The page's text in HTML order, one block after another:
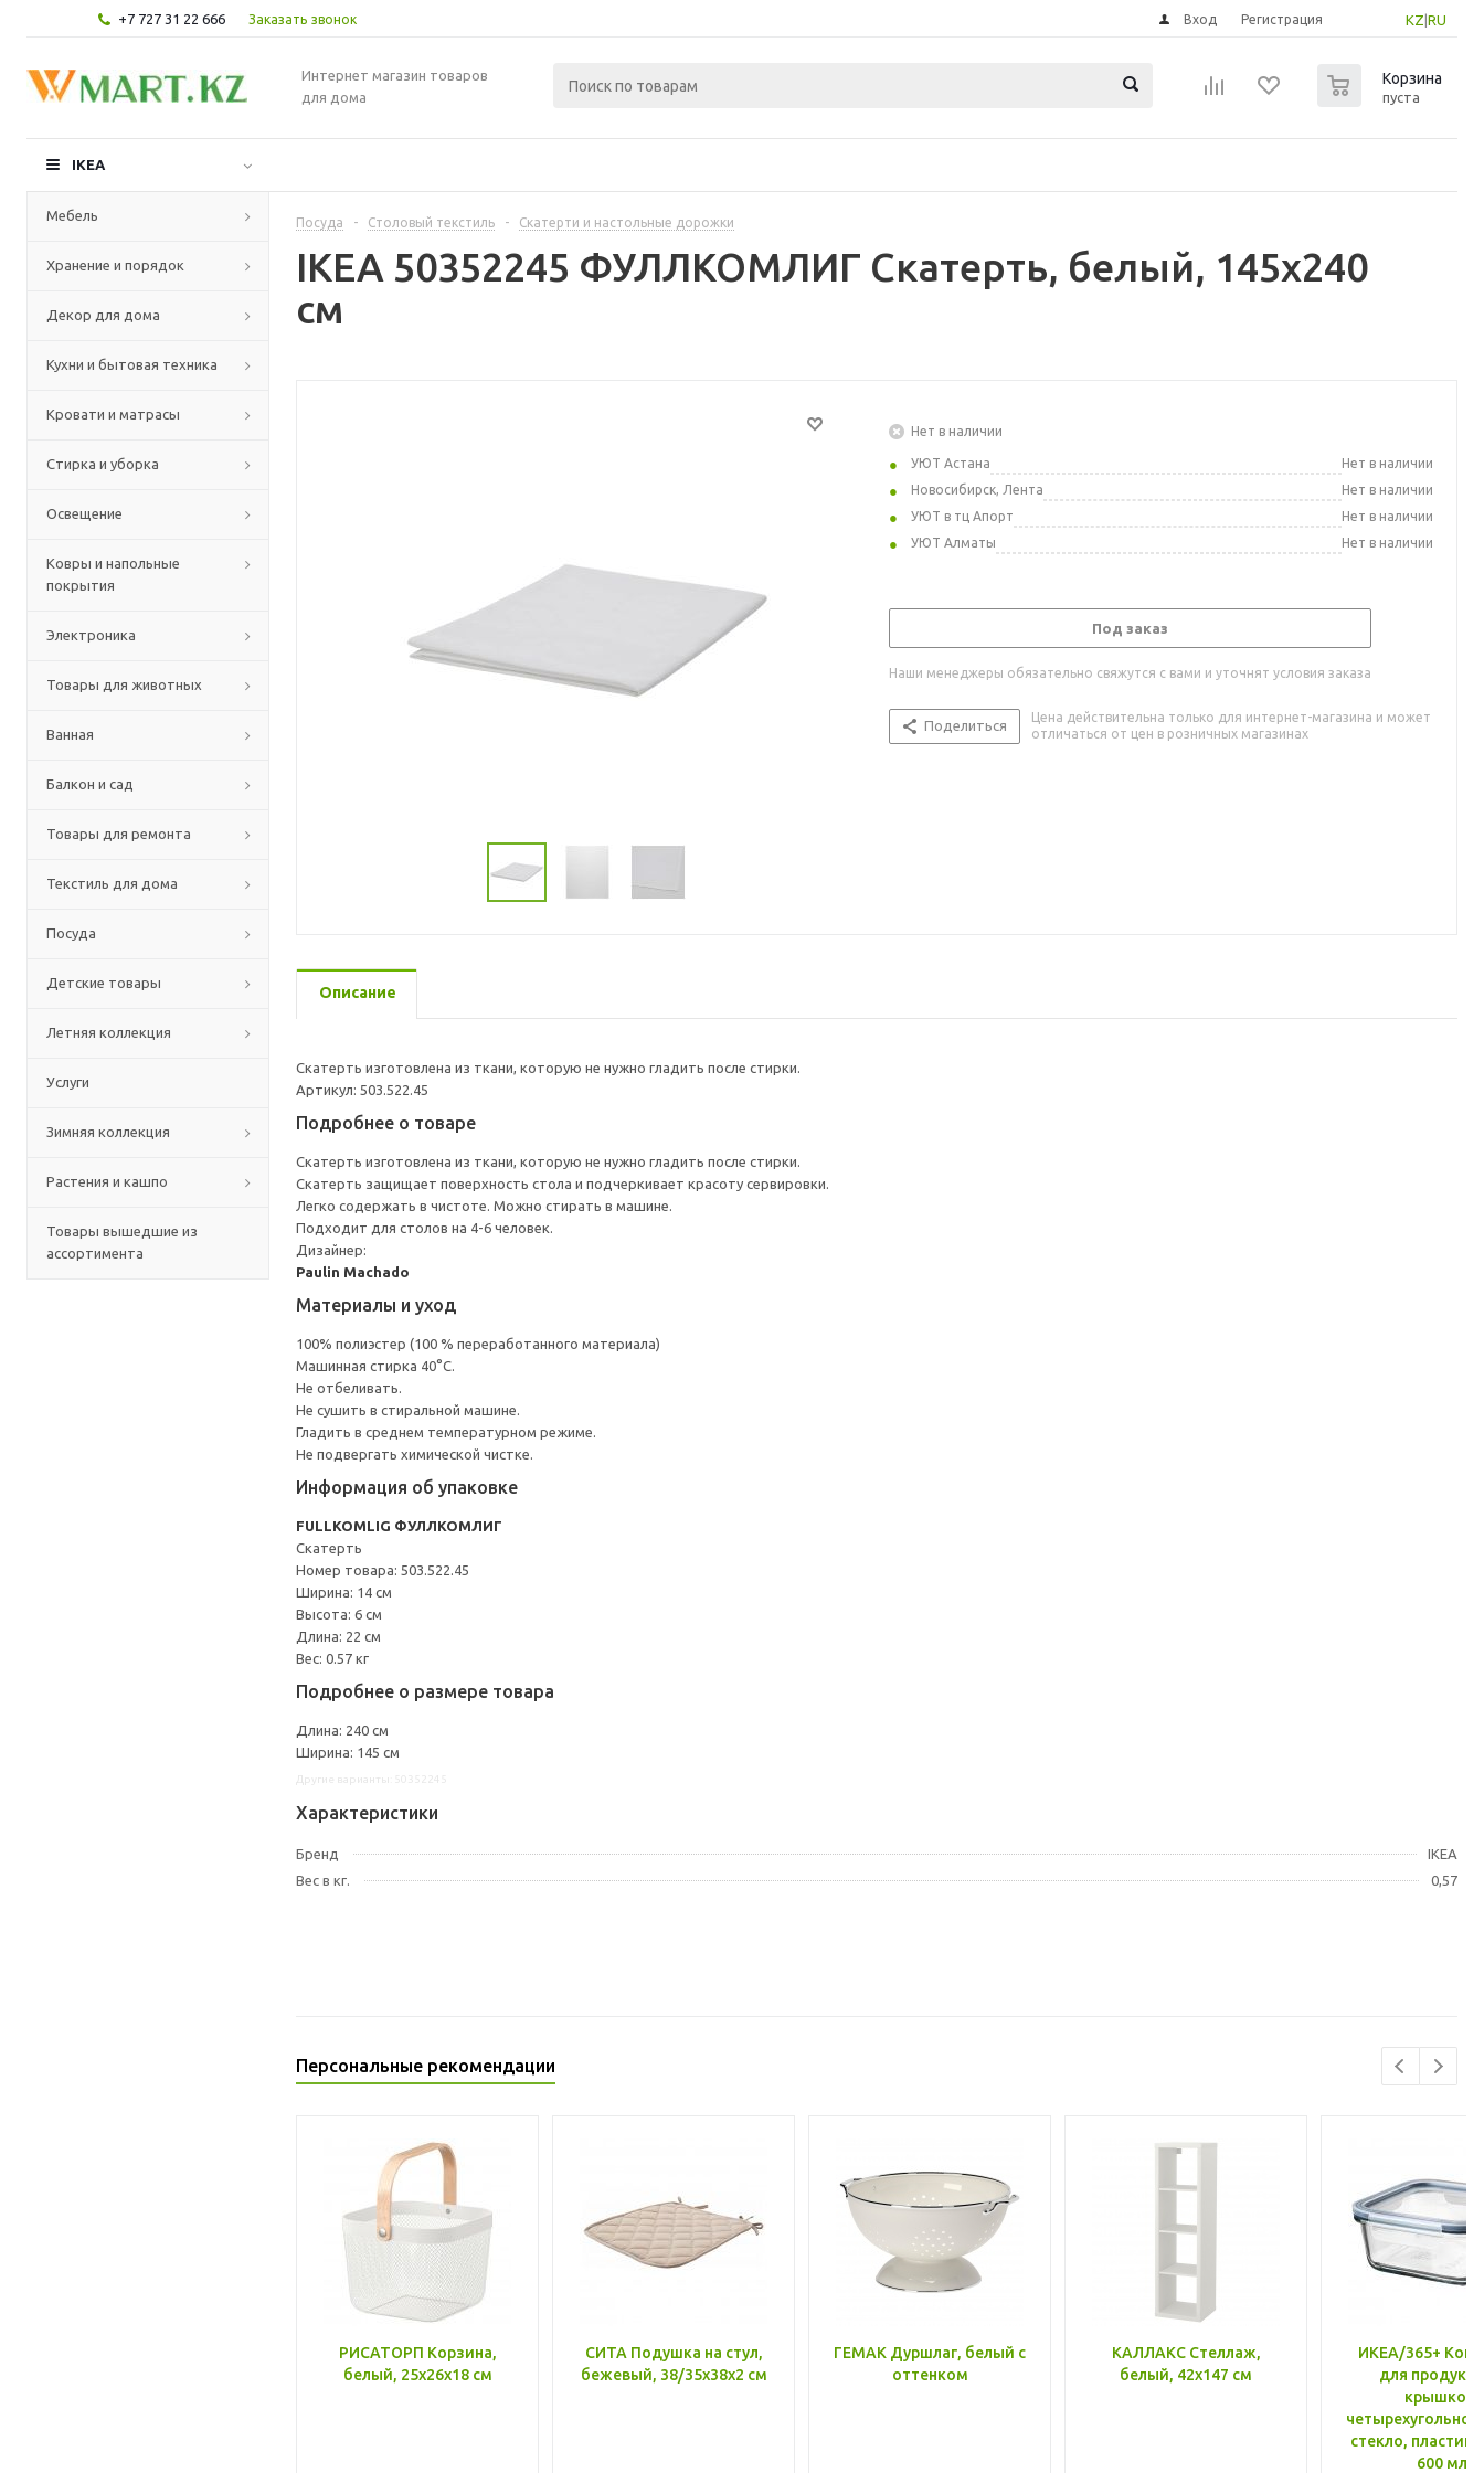
+7 727 31 22 666 Заказать звонок KZ RU
Вход Регистрация
Интернет магазин товаров
для дома
Корзина
пуста
IKEA
Мебель
Хранение и порядок
Декор для дома
Кухни и бытовая техника
Кровати и матрасы
Стирка и уборка
Освещение
Ковры и напольные
покрытия
Электроника
Товары для животных
Ванная
Балкон и сад
Товары для ремонта
Текстиль для дома
Посуда
Детские товары
Летняя коллекция
Услуги
Зимняя коллекция
Растения и кашпо
Товары вышедшие из
ассортимента
Посуда - Столовый текстиль - Скатерти и настольные дорожки
IKEA 50352245 ФУЛЛКОМЛИГ Скатерть, белый, 145x240
см
Нет в наличии
УЮТ Астана
Нет в наличии
Новосибирск, Лента
Нет в наличии
УЮТ в тц Апорт
Нет в наличии
УЮТ Алматы
Нет в наличии
Под заказ
Наши менеджеры обязательно свяжутся с вами и уточнят условия заказа
Поделиться
Цена действительна только для интернет-магазина и может
отличаться от цен в розничных магазинах
Описание
Скатерть изготовлена из ткани, которую не нужно гладить после стирки.
Артикул: 503.522.45
Подробнее о товаре
Скатерть изготовлена из ткани, которую не нужно гладить после стирки.
Скатерть защищает поверхность стола и подчеркивает красоту сервировки.
Легко содержать в чистоте. Можно стирать в машине.
Подходит для столов на 4-6 человек.
Дизайнер:
Paulin Machado
Материалы и уход
100% полиэстер (100 % переработанного материала)
Машинная стирка 40°С.
Не отбеливать.
Не сушить в стиральной машине.
Гладить в среднем температурном режиме.
Не подвергать химической чистке.
Информация об упаковке
FULLKOMLIG ФУЛЛКОМЛИГ
Скатерть
Номер товара: 503.522.45
Ширина: 14 см
Высота: 6 см
Длина: 22 см
Вес: 0.57 кг
Подробнее о размере товара
Длина: 240 см
Ширина: 145 см
Характеристики
Бренд
IKEA
Вес в кг.
0,57
Персональные рекомендации
РИСАТОРП Корзина,
белый, 25x26x18 см
СИТА Подушка на стул,
бежевый, 38/35x38x2 см
ГЕМАК Дуршлаг, белый с
оттенком
КАЛЛАКС Стеллаж,
белый, 42x147 см
ИКЕА/365+
для
крышкой,
стекло, пластик
600 мл